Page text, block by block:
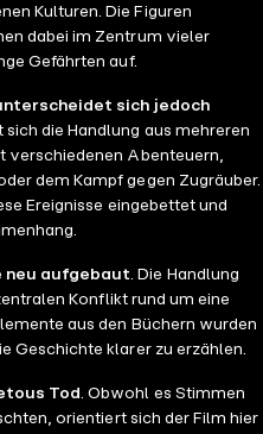
Kulturen. Die Figuren
dabei im Zentrum vieler
Gefährten auf.
sich jedoch
sich die Handlung aus mehreren
verschiedenen Abenteuern,
dem Kampf gegen Zugräuber.
Ereignisse eingebettet und
neu aufgebaut. Die Handlung
Konflikt rund um eine
aus den Büchern wurden
Geschichte klarer zu erzählen.
Tod. Obwohl es Stimmen
orientiert sich der Film hier